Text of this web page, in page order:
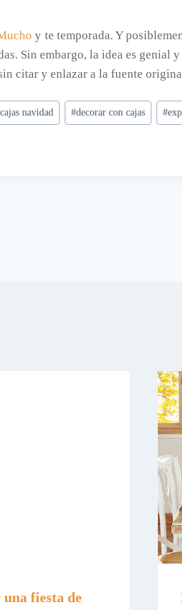
y te temporada. Y
Sin embargo, la idea es genial
citar y enlazar a la fuente
navidad #decorar con cajas #
fiesta de